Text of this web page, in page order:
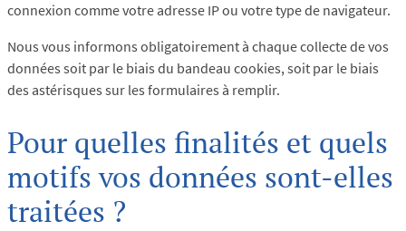
connexion comme votre adresse IP ou votre type de navigateur.
Nous vous informons obligatoirement à chaque collecte de vos
données soit par le biais du bandeau cookies, soit par le biais
des astérisques sur les formulaires à remplir.
Pour quelles finalités et quels
motifs vos données sont-elles
traitées ?